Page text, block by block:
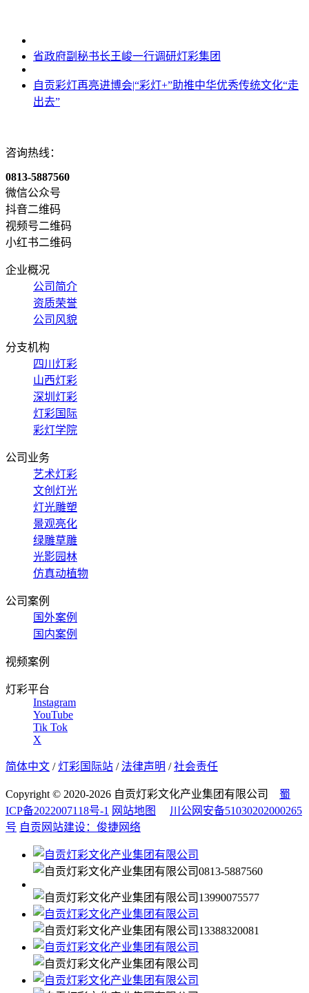
省政府副秘书长王峻一行调研灯彩集团
自贡彩灯再亮进博会|“彩灯+”助推中华优秀传统文化“走
出去”
咨询热线：
0813-5887560
微信公众号
抖音二维码
视频号二维码
小红书二维码
企业概况
公司简介
资质荣誉
公司风貌
分支机构
四川灯彩
山西灯彩
深圳灯彩
灯彩国际
彩灯学院
公司业务
艺术灯彩
文创灯光
灯光雕塑
景观亮化
绿雕草雕
光影园林
仿真动植物
公司案例
国外案例
国内案例
视频案例
灯彩平台
Instagram
YouTube
Tik Tok
X
简体中文 / 灯彩国际站 /法律声明 /社会责任
Copyright © 2020-2026 自贡灯彩文化产业集团有限公司 蜀
ICP备2022007118号-1 网站地图
川公网安备51030202000265
号 自贡网站建设：俊捷网络
0813-5887560
13990075577
13388320081